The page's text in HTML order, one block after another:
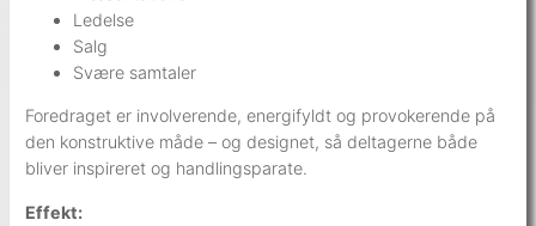
Ledelse
Salg
Svære samtaler
Foredraget er involverende, energifyldt og provokerende på
den konstruktive måde – og designet, så deltagerne både
bliver inspireret og handlingsparate.
Effekt: